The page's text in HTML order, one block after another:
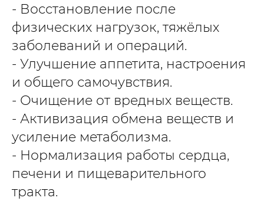
- Восстановление после
физических нагрузок, тяжёлых
заболеваний и операций.
- Улучшение аппетита, настроения
и общего самочувствия.
- Очищение от вредных веществ.
- Активизация обмена веществ и
усиление метаболизма.
- Нормализация работы сердца,
печени и пищеварительного
тракта.